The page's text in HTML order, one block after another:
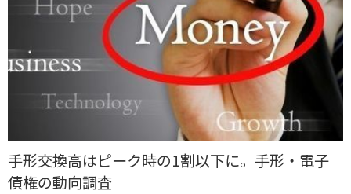
手形交換高はピーク時の1割以下に。手形・電子
債権の動向調査